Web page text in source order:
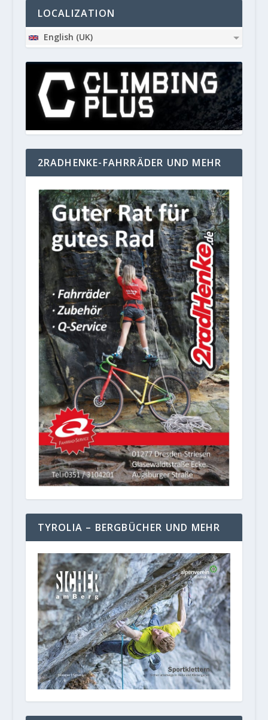
LOCALIZATION
English (UK)
2RADHENKE-FAHRRÄDER UND MEHR
TYROLIA – BERGBÜCHER UND MEHR